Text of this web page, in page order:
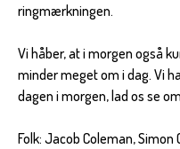
ringmærkningen.
Vi håber, at i morgen også
minder meget om i dag. Vi
dagen i morgen, lad os se
Folk: Jacob Coleman,